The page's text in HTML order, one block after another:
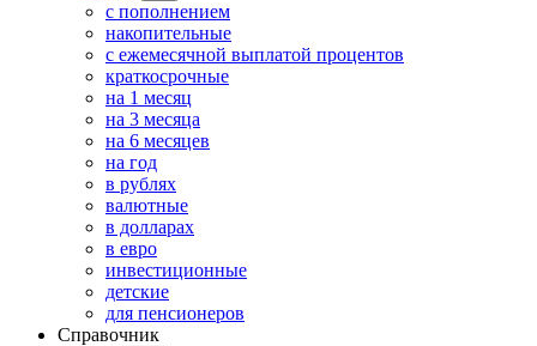
с пополнением
накопительные
с ежемесячной выплатой процентов
краткосрочные
на 1 месяц
на 3 месяца
на 6 месяцев
на год
в рублях
валютные
в долларах
в евро
инвестиционные
детские
для пенсионеров
Справочник